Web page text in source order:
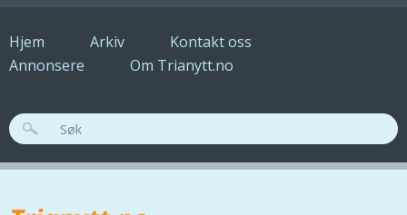
Hjem Arkiv
Kontakt oss
Annonsere
Om Trianytt.no
SØKESKJEMA